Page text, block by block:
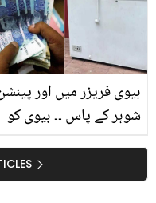
کے چھپے راز بتا دیئے
بیوی فریزر میں اور
شوہر کے پاس ۔۔ بیوی کو
چھپا کر رکھنے والا شوہر
پکڑا گیا، خاتون کے ساتھ
کیا ہوا تھا اور کتنے سال